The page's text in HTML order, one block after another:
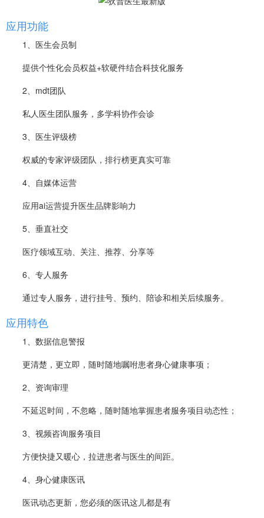
应用功能
1、医生会员制
提供个性化会员权益+软硬件结合科技化服务
2、mdt团队
私人医生团队服务，多学科协作会诊
3、医生评级榜
权威的专家评级团队，排行榜更真实可靠
4、自媒体运营
应用ai运营提升医生品牌影响力
5、垂直社交
医疗领域互动、关注、推荐、分享等
6、专人服务
通过专人服务，进行挂号、预约、陪诊和相关后续服务。
应用特色
1、数据信息警报
更清楚，更立即，随时随地嘱咐患者身心健康事项；
2、资询审理
不延迟时间，不忽略，随时随地掌握患者服务项目动态性；
3、视频咨询服务项目
方便快捷又暖心，拉进患者与医生的间距。
4、身心健康医讯
医讯动态更新，您必须的医讯这儿都是有